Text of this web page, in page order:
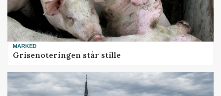
MARKED
Grisenoteringen står stille